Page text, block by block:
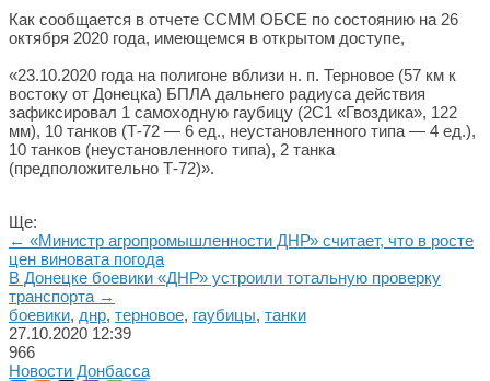
Как сообщается в отчете ССММ ОБСЕ по состоянию на 26
октября 2020 года, имеющемся в открытом доступе,
«23.10.2020 года на полигоне вблизи н. п. Терновое (57 км к
востоку от Донецка) БПЛА дальнего радиуса действия
зафиксировал 1 самоходную гаубицу (2С1 «Гвоздика», 122
мм), 10 танков (Т-72 — 6 ед., неустановленного типа — 4 ед.),
10 танков (неустановленного типа), 2 танка
(предположительно Т-72)».
Ще:
← «Министр агропромышленности ДНР» считает, что в росте
цен виновата погода
В Донецке боевики «ДНР» устроили тотальную проверку
транспорта →
боевики, днр, терновое, гаубицы, танки
27.10.2020 12:39
966
Новости Донбасса